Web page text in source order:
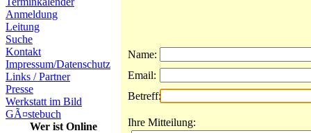
Anmeldung
Leitung
Suche
Kontakt
Impressum/Datenschutz
Links / Partner
Presse
Werkstatt im Bild
GÃ¤stebuch
Wer ist Online
Name:
Email:
Ihre Mitteilung:
Betreff: